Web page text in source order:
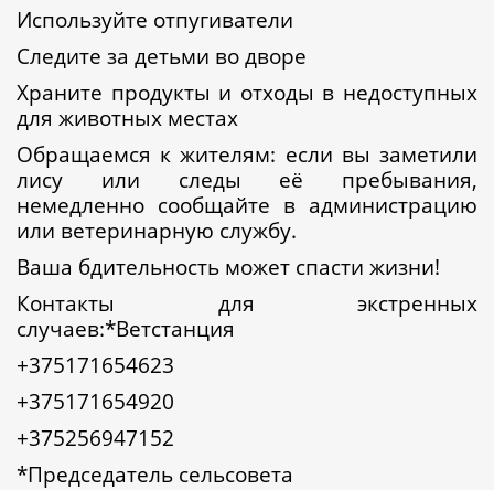
Используйте отпугиватели
Следите за детьми во дворе
Храните продукты и отходы в недоступных
для животных местах
Обращаемся к жителям: если вы заметили
лису или следы её пребывания,
немедленно сообщайте в администрацию
или ветеринарную службу.
Ваша бдительность может спасти жизни!
Контакты для экстренных
случаев:*Ветстанция
+375171654623
+375171654920
+375256947152
*Председатель сельсовета